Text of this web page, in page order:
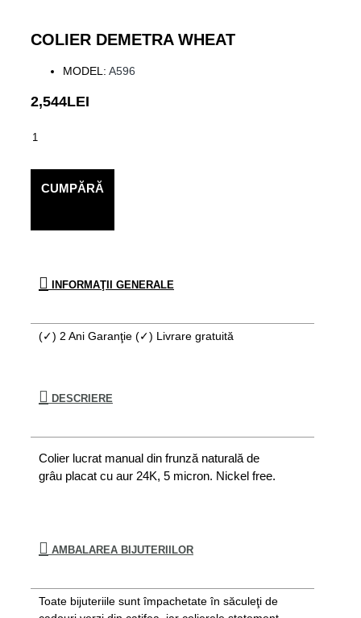
COLIER DEMETRA WHEAT
2,544LEI
MODEL: A596
CUMPĂRĂ
INFORMAŢII GENERALE
(✓) 2 Ani Garanţie (✓) Livrare gratuită
DESCRIERE
Colier lucrat manual din frunză naturală de
grâu placat cu aur 24K, 5 micron. Nickel free.
AMBALAREA BIJUTERIILOR
Toate bijuteriile sunt împachetate în săculeţi de